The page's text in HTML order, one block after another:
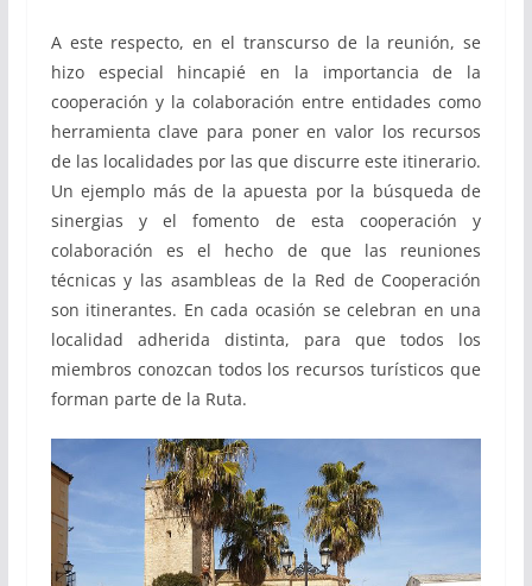
A este respecto, en el transcurso de la reunión, se
hizo especial hincapié en la importancia de la
cooperación y la colaboración entre entidades como
herramienta clave para poner en valor los recursos
de las localidades por las que discurre este itinerario.
Un ejemplo más de la apuesta por la búsqueda de
sinergias y el fomento de esta cooperación y
colaboración es el hecho de que las reuniones
técnicas y las asambleas de la Red de Cooperación
son itinerantes. En cada ocasión se celebran en una
localidad adherida distinta, para que todos los
miembros conozcan todos los recursos turísticos que
forman parte de la Ruta.